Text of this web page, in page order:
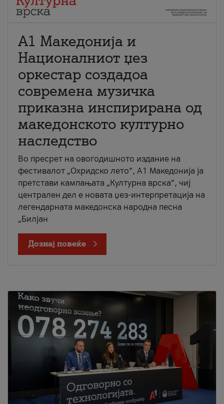
А1 Македонија и
Националниот џез
оркестар создадоа
современа музичка
приказна инспирирана од
македонското културно
наследство
Во пресрет на овогодишното издание на
фестивалот „Охридско лето“, А1 Македонија ја
претстави кампањата „Културна врска“, чиј
централен дел е новата џез-интерпретација на
легендарната македонска народна песна
„Билјан
Дознај повеќе